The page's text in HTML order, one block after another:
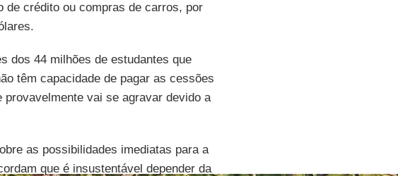
crédito ou compras de carros, por
dos 44 milhões de estudantes que
têm capacidade de pagar as cessões
vai se agravar devido a
as possibilidades imediatas para a
que é insustentável depender da